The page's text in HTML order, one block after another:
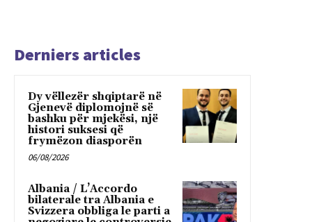
Derniers articles
Dy vëllezër shqiptarë në
Gjenevë diplomojnë së
bashku për mjekësi, një
histori suksesi që
frymëzon diasporën
06/08/2026
Albania / L’Accordo
bilaterale tra Albania e
Svizzera obbliga le parti a